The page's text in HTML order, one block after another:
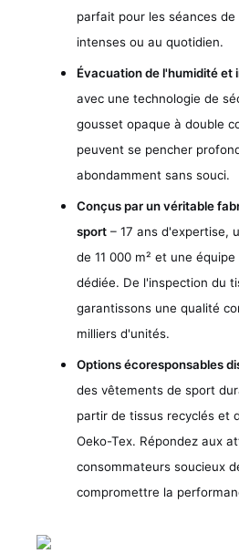
parfait pour les séances
intenses ou au quotidien.
Évacuation de l'humidité et
avec une technologie de
gousset opaque à double
peuvent se pencher
abondamment sans souci.
Conçus par un véritable
sport– 17 ans d'expertise,
de 11 000 m² et une
dédiée. De l'inspection du
garantissons une qualité
milliers d'unités.
Options écoresponsables
des vêtements de sport
partir de tissus recyclés et
Oeko-Tex. Répondez aux
consommateurs soucieux
compromettre la